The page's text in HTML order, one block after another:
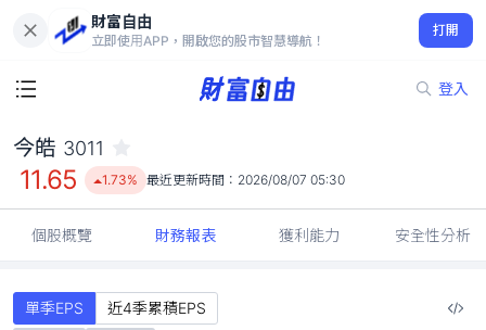
財富自由
立即使用APP，開啟您的股市智慧導航！
打開
登入
11.65
1.73%
今皓 3011
11.65 1.73% 最近更新時間： 2026/08/07 05:30
個股概覽 財務報表 獲利能力 安全性分析
單季EPS 近4季累積EPS